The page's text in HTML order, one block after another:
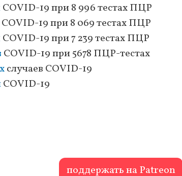
COVID-19 при 8 996 тестах ПЦР
COVID-19 при 8 069 тестах ПЦР
COVID-19 при 7 239 тестах ПЦР
COVID-19 при 5678 ПЦР-тестах
случаев COVID-19
COVID-19
поддержать на Patreon